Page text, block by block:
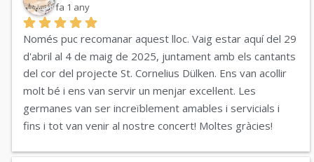
fa 1 any
Només puc recomanar aquest lloc. Vaig estar aquí del 29
d'abril al 4 de maig de 2025, juntament amb els cantants
del cor del projecte St. Cornelius Dülken. Ens van acollir
molt bé i ens van servir un menjar excel·lent. Les
germanes van ser increïblement amables i servicials i
fins i tot van venir al nostre concert! Moltes gràcies!